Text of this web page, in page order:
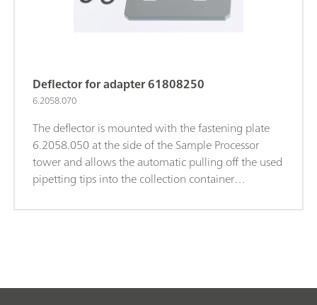
Deflector for adapter 61808250
6.2058.070
The deflector is mounted with the fastening plate
6.2058.050 at the side of the Sample Processor
tower and allows the automatic pulling off the used
pipetting tips into the collection container